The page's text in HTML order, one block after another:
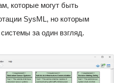
которые могут быть
SysML, но которым
за один взгляд.